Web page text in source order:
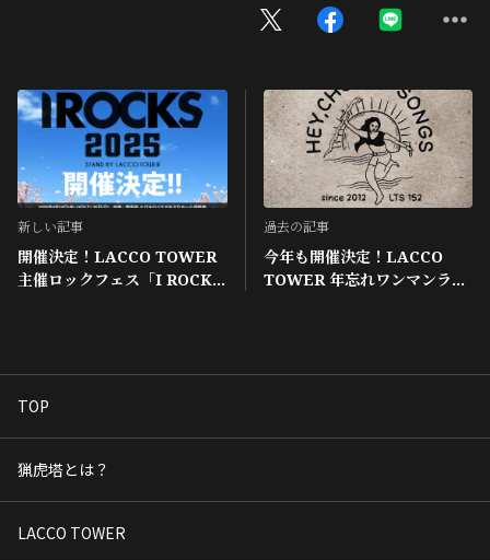
新しい記事
開催決定！LACCO TOWER
主催ロックフェス「I ROCKS
過去の記事
今年も開催決定！LACCO
TOWER 年忘れワンマンライ
TOP
猟虎塔とは？
LACCO TOWER